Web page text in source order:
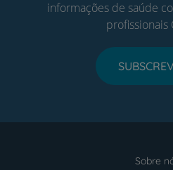
informações de saúde
profissionais
Sobre